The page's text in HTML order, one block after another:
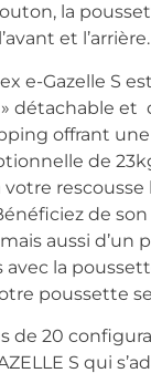
la
et l’arrière.
e-Gazelle S
détachable et
offrant
de
rescousse
de
aussi d’un
avec la
poussette
de 20
S qui